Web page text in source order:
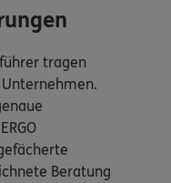
tragen
Beratung